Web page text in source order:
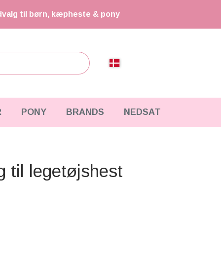
til børn, kæpheste & pony
PONY BRANDS NEDSAT
til legetøjshest